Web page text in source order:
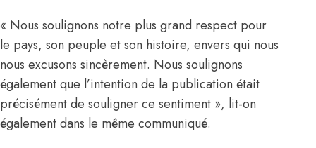
« Nous soulignons notre plus grand respect pour
le pays, son peuple et son histoire, envers qui nous
nous excusons sincèrement. Nous soulignons
également que l’intention de la publication était
précisément de souligner ce sentiment », lit-on
également dans le même communiqué.